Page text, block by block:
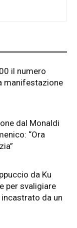
il numero
manifestazione
dal Monaldi
“Ora
da Ku
per svaligiare
da un